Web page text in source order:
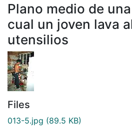
Plano medio de
cual un joven lava
utensilios
Files
013-5.jpg (89.5 KB)